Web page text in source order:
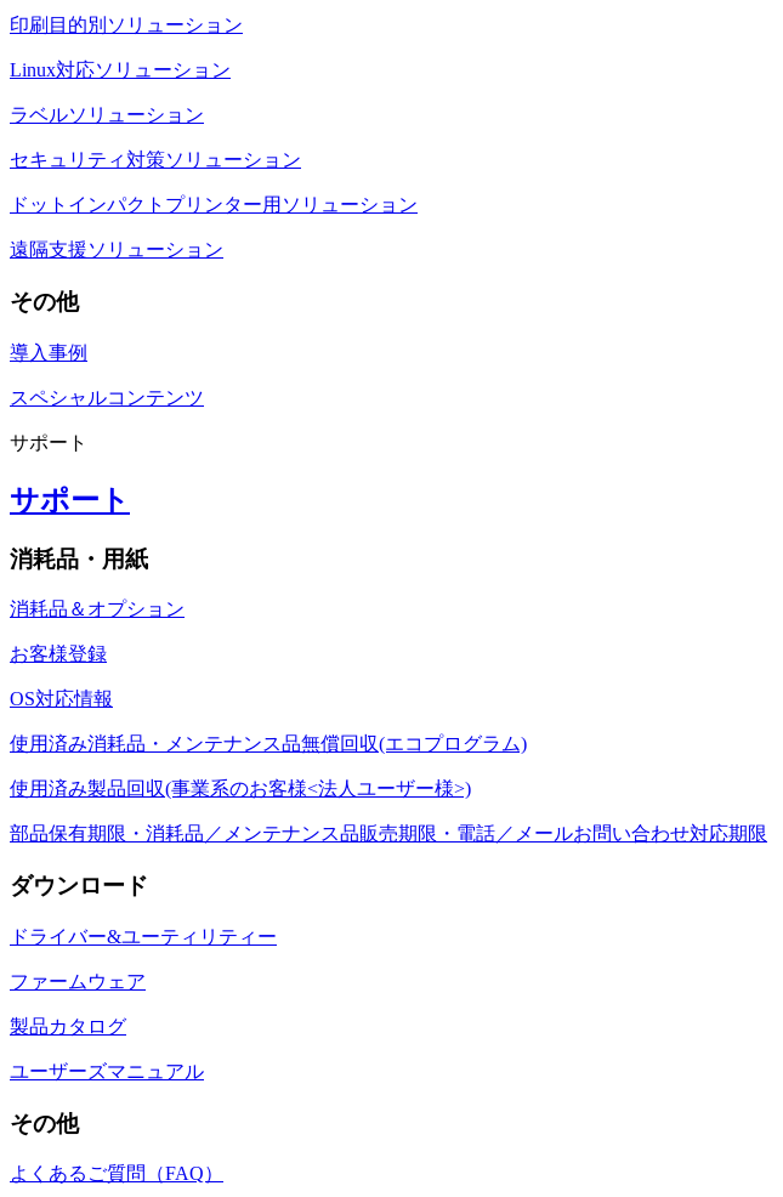
印刷目的別ソリューション
Linux対応ソリューション
ラベルソリューション
セキュリティ対策ソリューション
ドットインパクトプリンター用ソリューション
遠隔支援ソリューション
その他
導入事例
スペシャルコンテンツ
サポート
サポート
消耗品・用紙
消耗品＆オプション
お客様登録
OS対応情報
使用済み消耗品・メンテナンス品無償回収(エコプログラム)
使用済み製品回収(事業系のお客様<法人ユーザー様>)
部品保有期限・消耗品／メンテナンス品販売期限・電話／メールお問い合わせ対応期限
ダウンロード
ドライバー&ユーティリティー
ファームウェア
製品カタログ
ユーザーズマニュアル
その他
よくあるご質問（FAQ）